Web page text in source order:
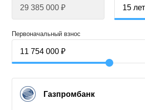
Первоначальный взнос
Газпромбанк